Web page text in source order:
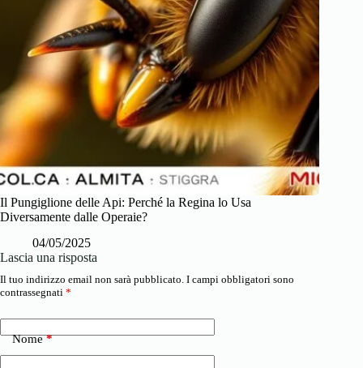
Il Pungiglione delle Api: Perché la Regina lo Usa
Diversamente dalle Operaie?
04/05/2025
Lascia una risposta
Il tuo indirizzo email non sarà pubblicato. I campi obbligatori sono
contrassegnati *
Nome*